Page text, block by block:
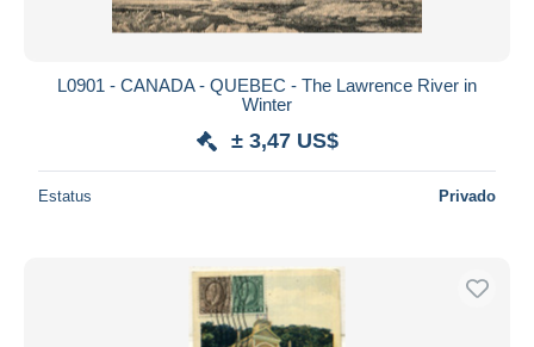
L0901 - CANADA - QUEBEC - The Lawrence River in
Winter
± 3,47 US$
Estatus Privado